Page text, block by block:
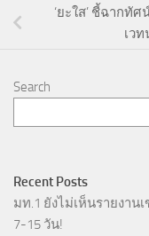
‘ยะใส’ ชี้ฉากทั
เวท
Search
Recent Posts
มท.1 ยังไม่เห็นรายงาน
7-15 วัน!